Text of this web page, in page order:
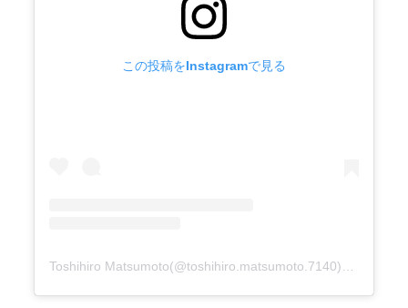
この投稿をInstagramで見る